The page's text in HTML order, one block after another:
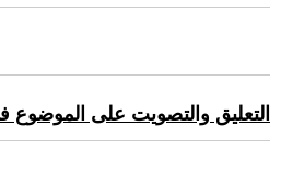
التعليق والتصويت على الموضوع